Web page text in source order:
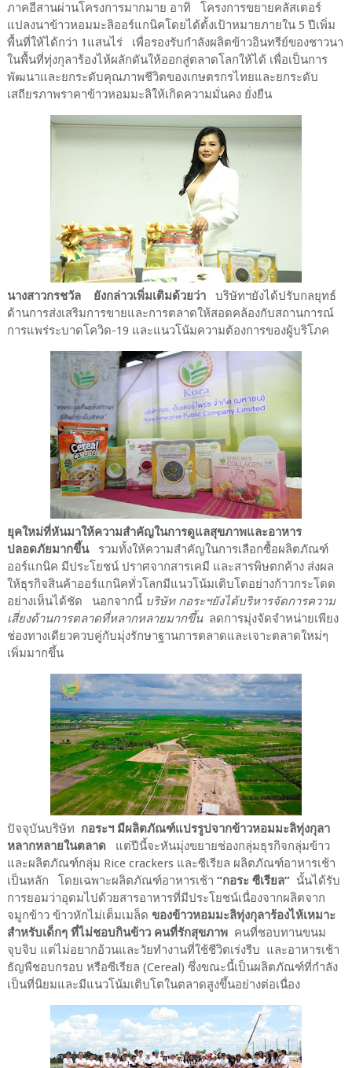
ภาคอีสานผ่านโครงการมากมาย อาทิ โครงการขยายคลัสเตอร์
แปลงนาข้าวหอมมะลิออร์แกนิคโดยได้ตั้งเป้าหมายภายใน 5 ปีเพิ่ม
พื้นที่ให้ได้กว่า 1แสนไร่ เพื่อรองรับกำลังผลิตข้าวอินทรีย์ของชาวนา
ในพื้นที่ทุ่งกุลาร้องไห้ผลักดันให้ออกสู่ตลาดโลกให้ได้ เพื่อเป็นการ
พัฒนาและยกระดับคุณภาพชีวิตของเกษตรกรไทยและยกระดับ
เสถียรภาพราคาข้าวหอมมะลิให้เกิดความมั่นคง ยั่งยืน
นางสาวกรชวัล ยังกล่าวเพิ่มเติมด้วยว่า
บริษัทฯยังได้ปรับกลยุทธ์
ด้านการส่งเสริมการขายและการตลาดให้สอดคล้องกับสถานการณ์
การแพร่ระบาดโควิด-19 และแนวโน้มความต้องการของผู้บริโภค
ยุคใหม่ที่หันมาให้ความสำคัญในการดูแลสุขภาพและอาหาร
ปลอดภัยมากขึ้นรวมทั้งให้ความสำคัญในการเลือกซื้อผลิตภัณฑ์
ออร์แกนิค มีประโยชน์ ปราศจากสารเคมี และสารพิษตกค้าง ส่งผล
ให้ธุรกิจสินค้าออร์แกนิคทั่วโลกมีแนวโน้มเติบโตอย่างก้าวกระโดด
อย่างเห็นได้ชัด นอกจากนี้ บริษัท กอระฯยังได้บริหารจัดการความ
เสี่ยงด้านการตลาดที่หลากหลายมากขึ้นลดการมุ่งจัดจำหน่ายเพียง
ช่องทางเดียวควบคู่กับมุ่งรักษาฐานการตลาดและเจาะตลาดใหม่ๆ
เพิ่มมากขึ้น
ปัจจุบันบริษัท กอระฯ มีผลิตภัณฑ์แปรรูปจากข้าวหอมมะลิทุ่งกุลา
หลากหลายในตลาดแต่ปีนี้จะหันมุ่งขยายช่องกลุ่มธุรกิจกลุ่มข้าว
และผลิตภัณฑ์กลุ่ม Rice crackers และซีเรียล ผลิตภัณฑ์อาหารเช้า
เป็นหลัก โดยเฉพาะผลิตภัณฑ์อาหารเช้า “กอระ ซีเรียล” นั้นได้รับ
การยอมว่าอุดมไปด้วยสารอาหารที่มีประโยชน์เนื่องจากผลิตจาก
จมูกข้าว ข้าวหักไม่เต็มเมล็ด ของข้าวหอมมะลิทุ่งกุลาร้องไห้เหมาะ
สำหรับเด็กๆ ที่ไม่ชอบกินข้าว คนที่รักสุขภาพคนที่ชอบทานขนม
จุบจิบ แต่ไม่อยากอ้วนและวัยทำงานที่ใช้ชีวิตเร่งรีบ และอาหารเช้า
ธัญพืชอบกรอบ หรือซีเรียล (Cereal) ซึ่งขณะนี้เป็นผลิตภัณฑ์ที่กำลัง
เป็นที่นิยมและมีแนวโน้มเติบโตในตลาดสูงขึ้นอย่างต่อเนื่อง